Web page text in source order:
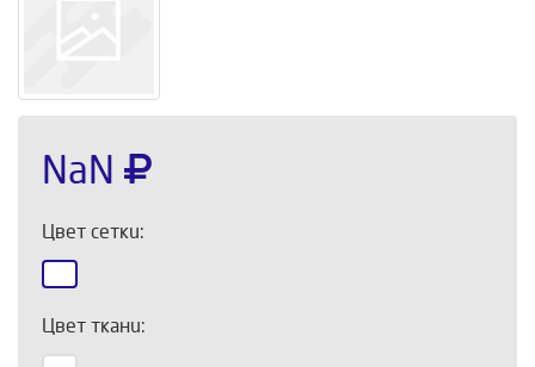
NaN
Цвет сетки:
Цвет ткани: